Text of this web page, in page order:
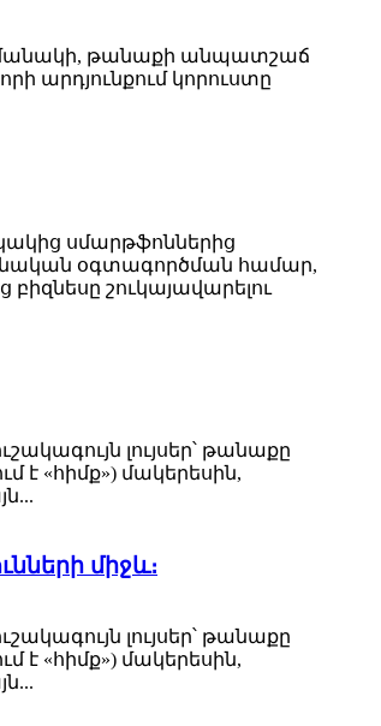
թանաքի անպատշաճ
արդյունքում կորուստը
սմարթֆոններից
օգտագործման համար,
շուկայավարելու
լույսեր՝ թանաքը
է «հիմք») մակերեսին,
միջև։
լույսեր՝ թանաքը
է «հիմք») մակերեսին,